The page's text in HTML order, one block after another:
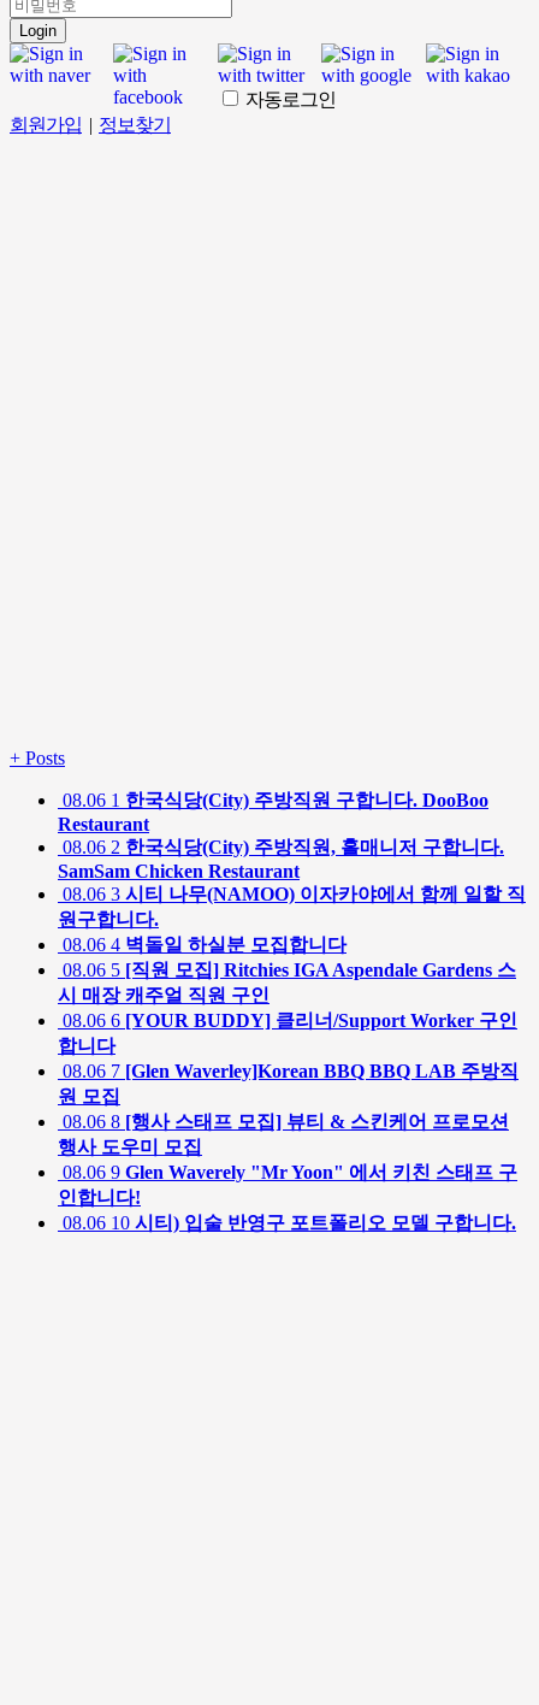
Login
자동로그인
회원가입 | 정보찾기
+ Posts
08.06 1 한국식당(City) 주방직원 구합니다. DooBoo
Restaurant
08.06 2 한국식당(City) 주방직원, 홀매니저 구합니다.
SamSam Chicken Restaurant
08.06 3 시티 나무(NAMOO) 이자카야에서 함께 일할 직
원구합니다.
08.06 4 벽돌일 하실분 모집합니다
08.06 5 [직원 모집] Ritchies IGA Aspendale Gardens 스
시 매장 캐주얼 직원 구인
08.06 6 [YOUR BUDDY] 클리너/Support Worker 구인
합니다
08.06 7 [Glen Waverley]Korean BBQ BBQ LAB 주방직
원 모집
08.06 8 [행사 스태프 모집] 뷰티 & 스킨케어 프로모션
행사 도우미 모집
08.06 9 Glen Waverely "Mr Yoon" 에서 키친 스태프 구
인합니다!
08.06 10 시티) 입술 반영구 포트폴리오 모델 구합니다.